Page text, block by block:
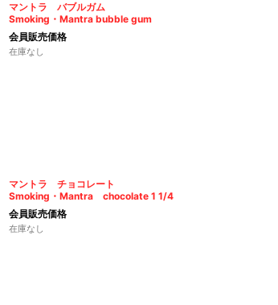
マントラ バブルガム
Smoking・Mantra bubble gum
会員販売価格
在庫なし
マントラ チョコレート
Smoking・Mantra chocolate 1 1/4
会員販売価格
在庫なし